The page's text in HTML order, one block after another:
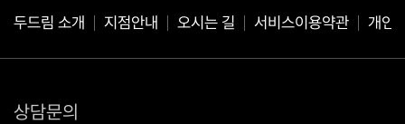
두드림 소개 지점안내 오시는 길 서비스이용약관 개인
상담문의